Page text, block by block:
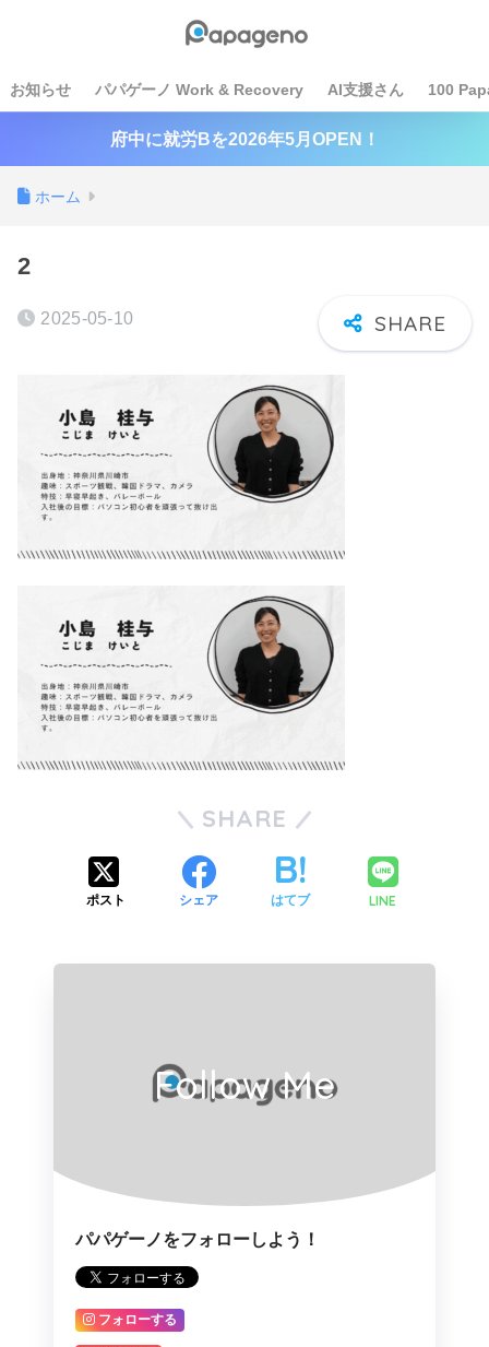
お知らせ パパゲーノ Work & Recovery AI支援さん 100
府中に就労Bを2026年5月OPEN！
ホーム
2
2025-05-10
SHARE
ポスト シェア はてブ LINE
Follow Me
パパゲーノをフォローしよう！
フォローする